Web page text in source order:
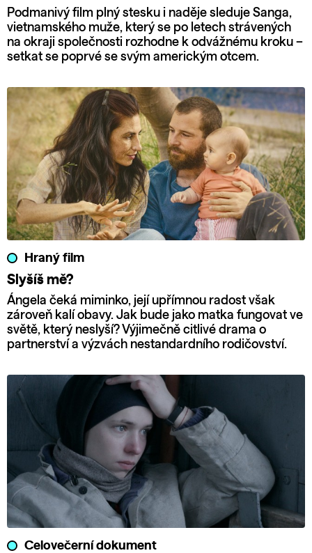
Podmanivý film plný stesku i naděje sleduje Sanga,
vietnamského muže, který se po letech strávených
na okraji společnosti rozhodne k odvážnému kroku –
setkat se poprvé se svým americkým otcem.
Hraný film
Slyšíš mě?
Ángela čeká miminko, její upřímnou radost však
zároveň kalí obavy. Jak bude jako matka fungovat ve
světě, který neslyší? Výjimečně citlivé drama o
partnerství a výzvách nestandardního rodičovství.
Celovečerní dokument